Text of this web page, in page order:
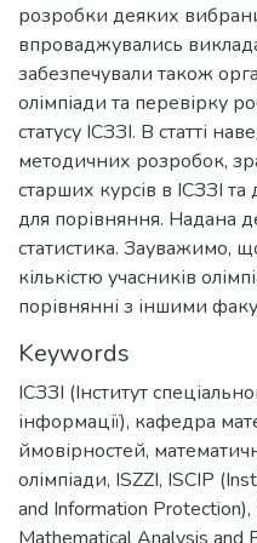
розробки деяких
впроваджувались
забезпечували також
олімпіади та перевірку
статусу ІСЗЗІ. В статті
методичних розробок,
старших курсів в ІСЗЗІ
для порівняння. Надана
статистика. Зауважимо,
кількістю учасників
порівнянні з іншими
Keywords
ІСЗЗІ (Інститут
інформації), кафедра
ймовірностей,
олімпіади, ISZZI, ІSCIP
and Information Protection),